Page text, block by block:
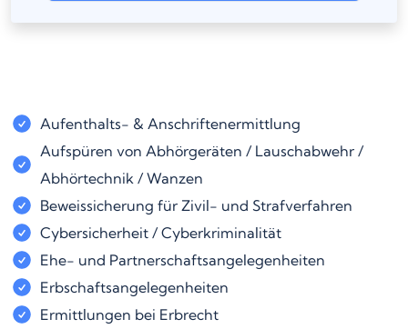
Aufenthalts- & Anschriftenermittlung
Aufspüren von Abhörgeräten / Lauschabwehr /
Abhörtechnik / Wanzen
Beweissicherung für Zivil- und Strafverfahren
Cybersicherheit / Cyberkriminalität
Ehe- und Partnerschaftsangelegenheiten
Erbschaftsangelegenheiten
Ermittlungen bei Erbrecht